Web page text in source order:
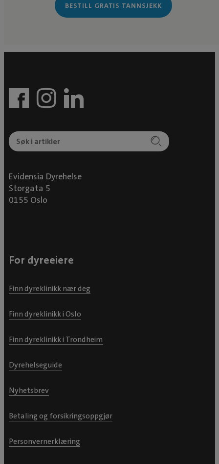
BESTILL GRATIS TANNSJEKK
Evidensia Dyrehelse
Storgata 5
0155 Oslo
For dyreeiere
Finn dyreklinikk nær deg
Finn dyreklinikk i Oslo
Finn dyreklinikk i Trondheim
Dyrehelseguide
Nyhetsbrev
Betaling og forsikringsoppgjør
Personvernerklæring